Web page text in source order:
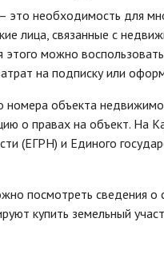
это необходимость для
лица, связанные с
можно
на подписку или
номера объекта
о правах на объект. На
(ЕГРН) и Единого
посмотреть сведения о
купить земельный